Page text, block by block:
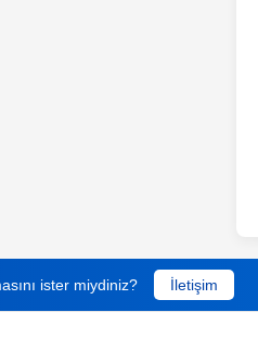
ister miydiniz? İletişim